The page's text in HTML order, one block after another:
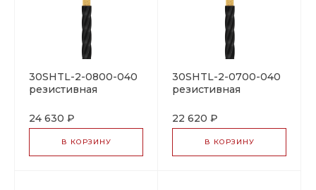
30SHTL-2-0800-040
резистивная
секция
24 630 ₽
В КОРЗИНУ
30SHTL-2-0700-040
резистивная
секция
22 620 ₽
В КОРЗИНУ